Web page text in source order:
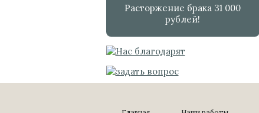
Расторжение брака 31 000
рублей!